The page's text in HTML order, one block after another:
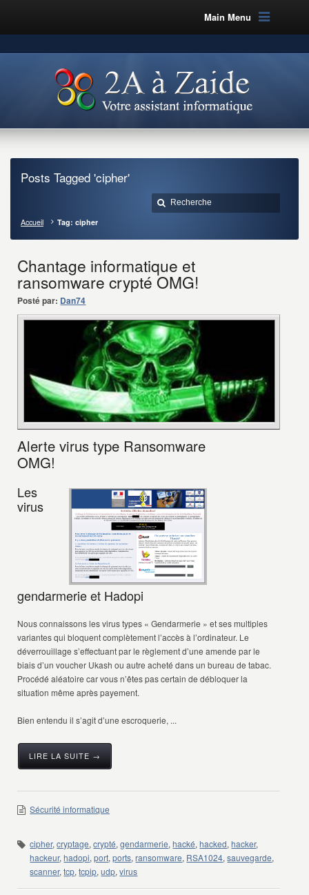
Main Menu
Posts Tagged 'cipher'
Accueil Tag: cipher
Chantage informatique et
ransomware crypté OMG!
Posté par: Dan74
Alerte virus type Ransomware
OMG!
Les
virus
gendarmerie et Hadopi
Nous connaissons les virus types « Gendarmerie » et ses multiples
variantes qui bloquent complètement l’accès à l’ordinateur. Le
déverrouillage s’effectuant par le règlement d’une amende par le
biais d’un voucher Ukash ou autre acheté dans un bureau de tabac.
Procédé aléatoire car vous n’êtes pas certain de débloquer la
situation même après payement.
Bien entendu il s’agit d’une escroquerie, ...
LIRE LA SUITE →
Sécurité informatique
cipher,cryptage,crypté,gendarmerie,hacké,hacked,hacker,
hackeur,hadopi,port,ports,ransomware, RSA1024,sauvegarde,
scanner,tcp,tcpip,udp,virus